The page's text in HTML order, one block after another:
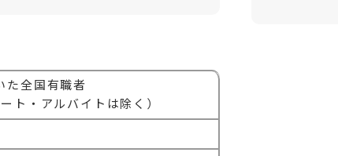
た全国有職者
ト・アルバイトは除く）